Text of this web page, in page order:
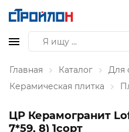
Главная Каталог
Для
Керамическая плитка
ЦР Керамогранит
7*59, 8) 1сорт